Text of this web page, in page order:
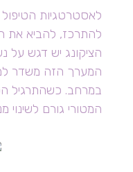
לאסטרטגיות
להתרכז, להביא את
הציקונג יש דגש על
המערך הזה משדר
במרחב. כשהתרגיל
המטורי גורם לשינוי